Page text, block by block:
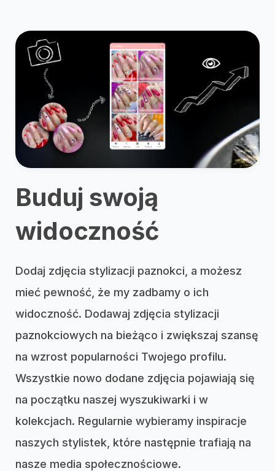
Buduj swoją
widoczność
Dodaj zdjęcia stylizacji paznokci, a możesz
mieć pewność, że my zadbamy o ich
widoczność. Dodawaj zdjęcia stylizacji
paznokciowych na bieżąco i zwiększaj szansę
na wzrost popularności Twojego profilu.
Wszystkie nowo dodane zdjęcia pojawiają się
na początku naszej wyszukiwarki i w
kolekcjach. Regularnie wybieramy inspiracje
naszych stylistek, które następnie trafiają na
nasze media społecznościowe.